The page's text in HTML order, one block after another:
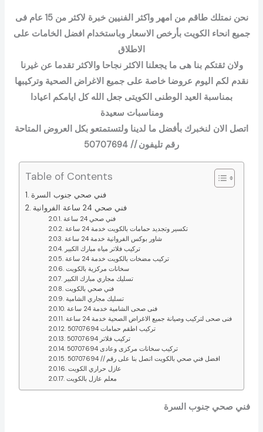
نحن نمتلك طاقم من امهر واكثر الفنيين خبرة لاكثر من 15 عام فى
جميع انحاء الكويت بأرخص الاسعار وباستخدام افضل الخامات على
الاطلاق
ولان ثقتكم بنا هى ما يجعلنا الاكثر نجاحا والاكثر تقدما عن غيرنا
نقدم لكم اليوم عروضا خاصة على جميع الاغراض الصحية وتركيبها
بمناسبة العيد الوطنى الكويتى جعل الله كل ايامكم اعيادا
ومناسبات سعيدة
اتصل الان لنخبرك بأفضل ما لدينا ولتستمتعو بكل العروض المتاحة
رقم تليفون // 50707694
Table of Contents
فني صحي جنوب السرة
فني صحي 24 ساعة الفروانية
فني صحي 24 ساعة
تكسير وتجديد حمامات بالكويت خدمة 24 ساعة
شاور بوكس الفروانية خدمة 24 ساعة
تركيب فلاتر مياه مبارك الكبير
تركيب مضخات بالكويت خدمة 24 ساعة
سخانات مركزية بالكويت
تسليك مجاري مبارك الكبير
فني صحي بالكويت
تسليك مجاري الشامية
فنى صحى الشامية خدمة 24 ساعة
فنى صحى لتركيب وصيانة جميع الاغراض الصحية خدمة 24 ساعة
تركيب اطقم حمامات 50707694
تركيب فلاتر 50707694
تركيب سخانات مركزى وعادى 50707694
افضل فني صحي بالكويت اتصل بنا على رقم // 50707694
عازل حراري الكويت
معلم عازل بالكويت
فني صحي جنوب السرة